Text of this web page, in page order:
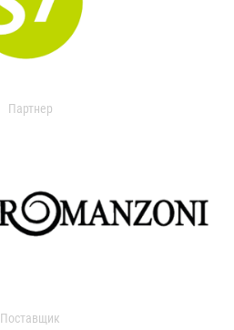
Партнер
Поставщик